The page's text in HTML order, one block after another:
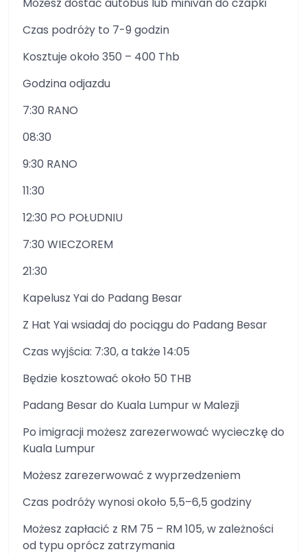
Czas podróży to 7-9 godzin
Kosztuje około 350 – 400 Thb
Godzina odjazdu
7:30 RANO
08:30
9:30 RANO
11:30
12:30 PO POŁUDNIU
7:30 WIECZOREM
21:30
Kapelusz Yai do Padang Besar
Z Hat Yai wsiadaj do pociągu do Padang Besar
Czas wyjścia: 7:30, a także 14:05
Będzie kosztować około 50 THB
Padang Besar do Kuala Lumpur w Malezji
Po imigracji możesz zarezerwować wycieczkę do
Kuala Lumpur
Możesz zarezerwować z wyprzedzeniem
Czas podróży wynosi około 5,5–6,5 godziny
Możesz zapłacić z RM 75 – RM 105, w zależności
od typu oprócz zatrzymania